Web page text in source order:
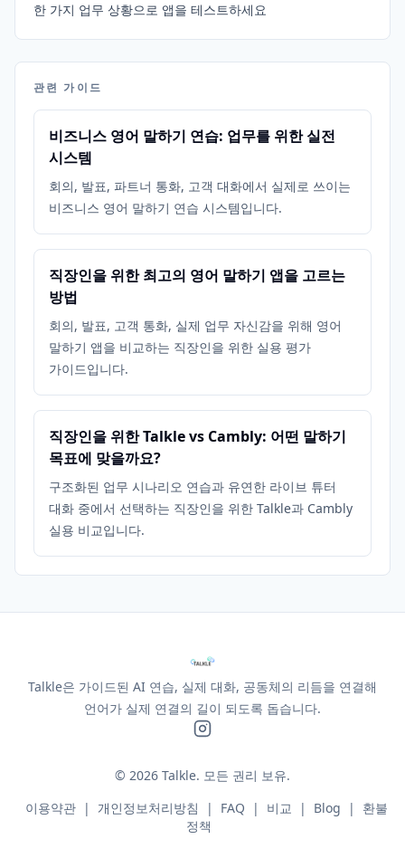
한 가지 업무 상황으로 앱을 테스트하세요
관련 가이드
비즈니스 영어 말하기 연습: 업무를 위한 실전
시스템
회의, 발표, 파트너 통화, 고객 대화에서 실제로 쓰이는
비즈니스 영어 말하기 연습 시스템입니다.
직장인을 위한 최고의 영어 말하기 앱을 고르는
방법
회의, 발표, 고객 통화, 실제 업무 자신감을 위해 영어
말하기 앱을 비교하는 직장인을 위한 실용 평가
가이드입니다.
직장인을 위한 Talkle vs Cambly: 어떤 말하기
목표에 맞을까요?
구조화된 업무 시나리오 연습과 유연한 라이브 튜터
대화 중에서 선택하는 직장인을 위한 Talkle과 Cambly
실용 비교입니다.
Talkle은 가이드된 AI 연습, 실제 대화, 공동체의 리듬을 연결해
언어가 실제 연결의 길이 되도록 돕습니다.
© 2026 Talkle. 모든 권리 보유.
이용약관
| 개인정보처리방침 | FAQ | 비교 | Blog |
환불
정책